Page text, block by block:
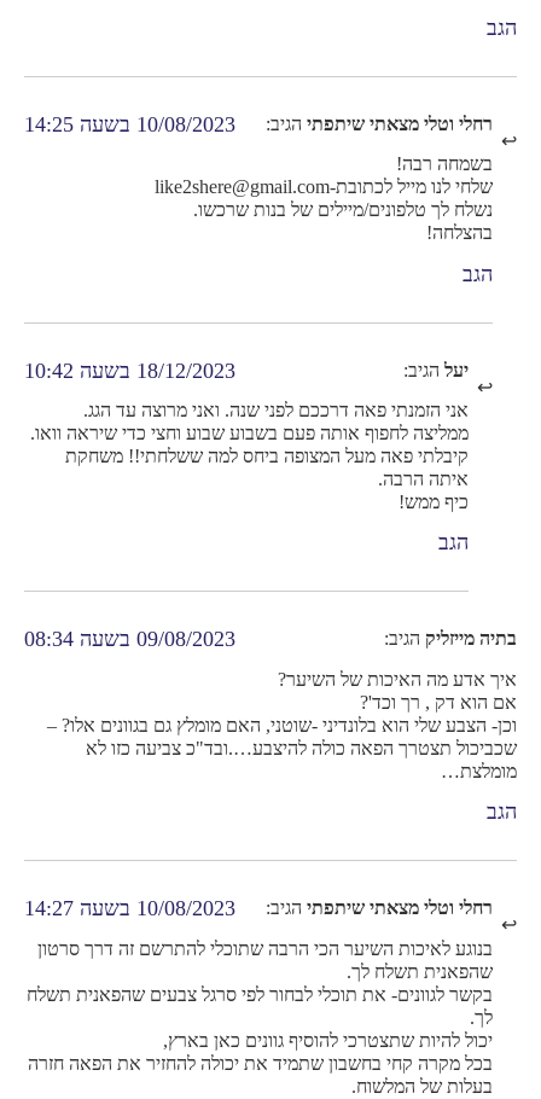
הגב
רחלי וטלי מצאתי שיתפתי הגיב: 10/08/2023 בשעה 14:25
בשמחה רבה!
שלחי לנו מייל לכתובת-like2shere@gmail.com
נשלח לך טלפונים/מיילים של בנות שרכשו.
בהצלחה!
הגב
יעל הגיב: 18/12/2023 בשעה 10:42
אני הזמנתי פאה דרככם לפני שנה. ואני מרוצה עד הגג.
ממליצה לחפוף אותה פעם בשבוע שבוע וחצי כדי שיראה וואו.
קיבלתי פאה מעל המצופה ביחס למה ששלחתי!! משחקת
איתה הרבה.
כיף ממש!
הגב
בתיה מייזליק הגיב: 09/08/2023 בשעה 08:34
איך אדע מה האיכות של השיער?
אם הוא דק , רך וכד'?
וכן- הצבע שלי הוא בלונדיני -שוטני, האם מומלץ גם בגוונים אלו? –
שכביכול תצטרך הפאה כולה להיצבע….ובד"כ צביעה כזו לא
מומלצת…
הגב
רחלי וטלי מצאתי שיתפתי הגיב: 10/08/2023 בשעה 14:27
בנוגע לאיכות השיער הכי הרבה שתוכלי להתרשם זה דרך סרטון
שהפאנית תשלח לך.
בקשר לגוונים- את תוכלי לבחור לפי סרגל צבעים שהפאנית תשלח
לך.
יכול להיות שתצטרכי להוסיף גוונים כאן בארץ,
בכל מקרה קחי בחשבון שתמיד את יכולה להחזיר את הפאה חזרה
בעלות של המלשוח.